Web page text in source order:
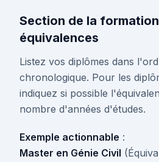
Section de la
équivalences
Listez vos diplômes dans
chronologique. Pour les
indiquez si possible
nombre d'années d'études.
Exemple actionnable :
Master en Génie Civil